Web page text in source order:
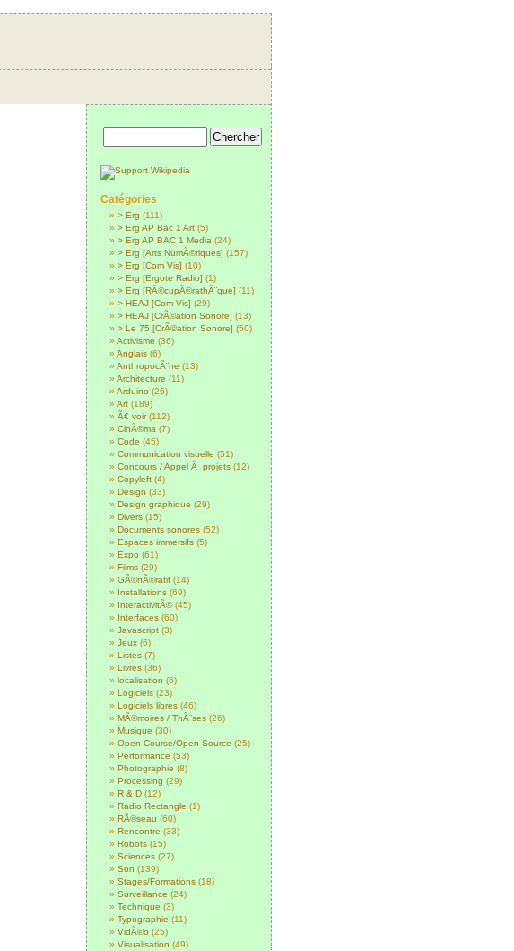
Catégories
> Erg (111)
> Erg AP Bac 1 Art (5)
> Erg AP BAC 1 Media (24)
> Erg [Arts NumÃ©riques] (157)
> Erg [Com Vis] (10)
> Erg [Ergote Radio] (1)
> Erg [RÃ©cupÃ©rathÃ¨que] (11)
> HEAJ [Com Vis] (29)
> HEAJ [CrÃ©ation Sonore] (13)
> Le 75 [CrÃ©ation Sonore] (50)
Activisme (36)
Anglais (6)
AnthropocÃ¨ne (13)
Architecture (11)
Arduino (26)
Art (189)
Ã€ voir(112)
CinÃ©ma (7)
Code (45)
Communication visuelle (51)
Concours / Appel Ã projets (12)
Copyleft (4)
Design (33)
Design graphique (29)
Divers (15)
Documents sonores (52)
Espaces immersifs (5)
Expo (61)
Films (29)
GÃ©nÃ©ratif (14)
Installations (69)
InteractivitÃ©(45)
Interfaces (60)
Javascript (3)
Jeux (6)
Listes (7)
Livres (36)
localisation (6)
Logiciels (23)
Logiciels libres (46)
MÃ©moires / ThÃ¨ses (26)
Musique (30)
Open Course/Open Source (25)
Performance (53)
Photographie (8)
Processing (29)
R & D (12)
Radio Rectangle (1)
RÃ©seau (60)
Rencontre (33)
Robots (15)
Sciences (27)
Son (139)
Stages/Formations (18)
Surveillance (24)
Technique (3)
Typographie (11)
VidÃ©o (25)
Visualisation (49)